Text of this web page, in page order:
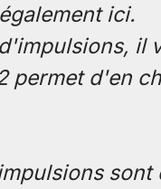
ici.
il
permet d'en
sont